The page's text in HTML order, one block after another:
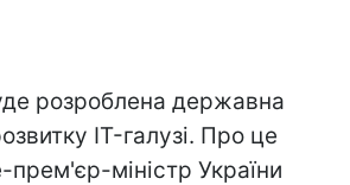
розроблена державна
IT-галузі. Про це
прем'єр-міністр України